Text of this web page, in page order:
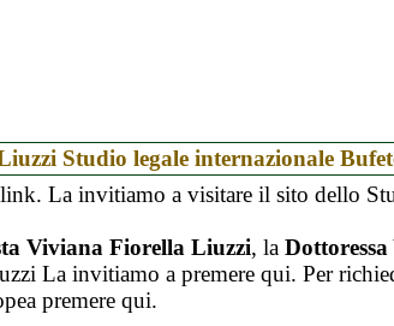
Studio legale internazionale
La invitiamo a visitare il sito dello
Viviana Fiorella Liuzzi, la
La invitiamo a premere qui. Per
premere qui.